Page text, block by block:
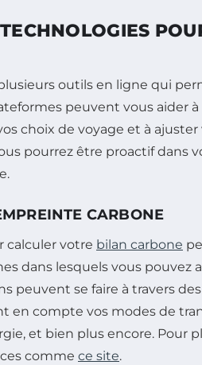
outils en ligne qui
peuvent vous aider
choix de voyage et à
pourrez être proactif dans
CARBONE
calculer votre bilan carbone
dans lesquels vous pouvez
peuvent se faire à travers
en compte vos modes de
et bien plus encore. Pour
comme ce site.